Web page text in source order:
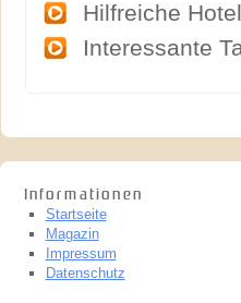
Hilfreiche
Interessante
Informationen
Startseite
Magazin
Impressum
Datenschutz